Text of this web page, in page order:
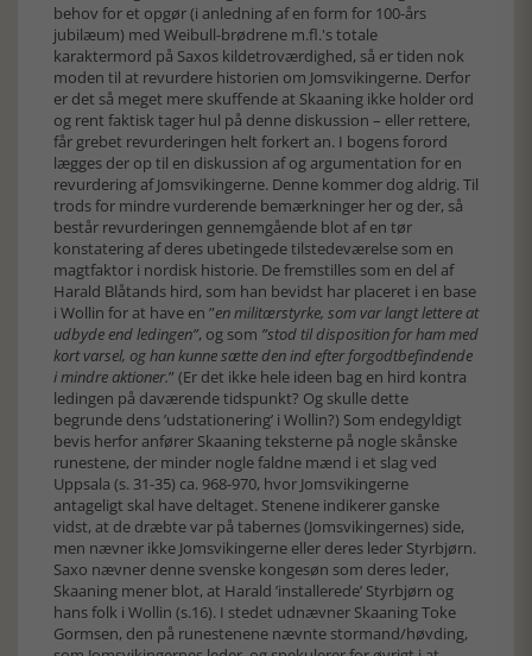
behov for et opgør (i anledning af en form for 100-års
jubilæum) med Weibull-brødrene m.fl.'s totale
karaktermord på Saxos kildetroværdighed, så er tiden nok
moden til at revurdere historien om Jomsvikingerne. Derfor
er det så meget mere skuffende at Skaaning ikke holder ord
og rent faktisk tager hul på denne diskussion – eller rettere,
får grebet revurderingen helt forkert an. I bogens forord
lægges der op til en diskussion af og argumentation for en
revurdering af Jomsvikingerne. Denne kommer dog aldrig. Til
trods for mindre vurderende bemærkninger her og der, så
består revurderingen gennemgående blot af en tør
konstatering af deres ubetingede tilstedeværelse som en
magtfaktor i nordisk historie. De fremstilles som en del af
Harald Blåtands hird, som han bevidst har placeret i en base
i Wollin for at have en ”en militærstyrke, som var langt lettere at
udbyde end ledingen”, og som ”stod til disposition for ham med
kort varsel, og han kunne sætte den ind efter forgodtbefindende
i mindre aktioner.” (Er det ikke hele ideen bag en hird kontra
ledingen på daværende tidspunkt? Og skulle dette
begrunde dens ’udstationering’ i Wollin?) Som endegyldigt
bevis herfor anfører Skaaning teksterne på nogle skånske
runestene, der minder nogle faldne mænd i et slag ved
Uppsala (s. 31-35) ca. 968-970, hvor Jomsvikingerne
antageligt skal have deltaget. Stenene indikerer ganske
vidst, at de dræbte var på tabernes (Jomsvikingernes) side,
men nævner ikke Jomsvikingerne eller deres leder Styrbjørn.
Saxo nævner denne svenske kongesøn som deres leder,
Skaaning mener blot, at Harald ’installerede’ Styrbjørn og
hans folk i Wollin (s.16). I stedet udnævner Skaaning Toke
Gormsen, den på runestenene nævnte stormand/høvding,